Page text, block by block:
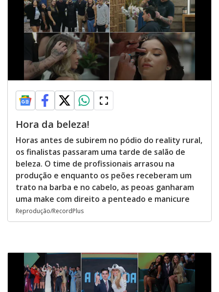
Hora da beleza!
Horas antes de subirem no pódio do reality rural,
os finalistas passaram uma tarde de salão de
beleza. O time de profissionais arrasou na
produção e enquanto os peões receberam um
trato na barba e no cabelo, as peoas ganharam
uma make com direito a penteado e manicure
Reprodução/RecordPlus